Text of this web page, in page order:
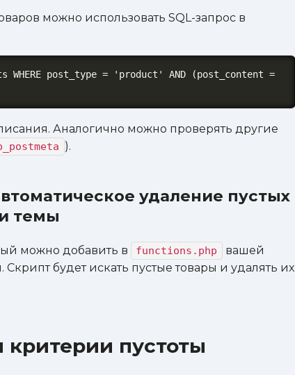
можно использовать SQL-запрос в
WHERE post_type = 'product' AND (post_content =
Аналогично можно проверять другие
).
удаление пустых
темы
можно добавить в functions.php
вашей
будет искать пустые товары и удалять их
пустоты